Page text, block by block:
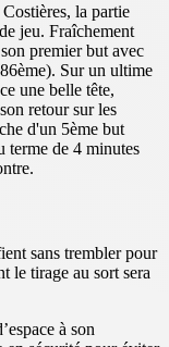
la partie
jeu. Fraîchement
premier but avec
Sur un ultime
une belle tête,
retour sur les
d'un 5ème but
terme de 4 minutes
sans trembler pour
le tirage au sort sera
à son